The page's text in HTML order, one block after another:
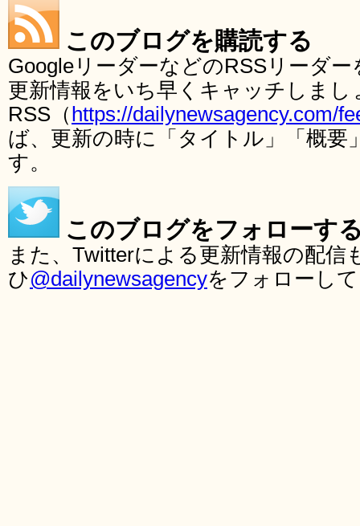
このブログを購読する
GoogleリーダーなどのRSSリーダ
更新情報をいち早くキャッチしま
RSS（ https://dailynewsagency.com/
ば、更新の時に「タイトル」「概要
す。
このブログをフォローす
また、Twitterによる更新情報の配
ひ@dailynewsagencyをフォローし